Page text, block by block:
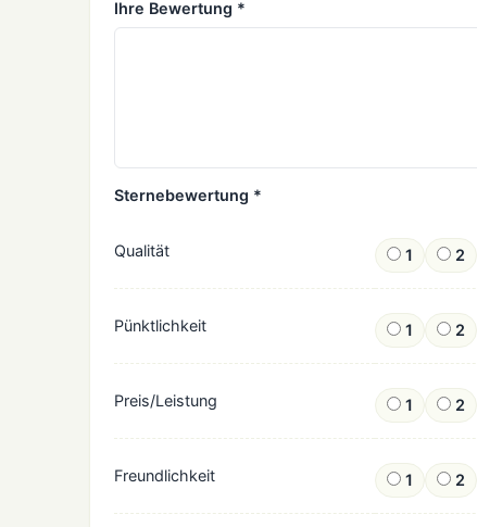
Ihre Bewertung *
Sternebewertung *
Qualität 1 2
Pünktlichkeit 1 2
Preis/Leistung 1 2
Freundlichkeit 1 2